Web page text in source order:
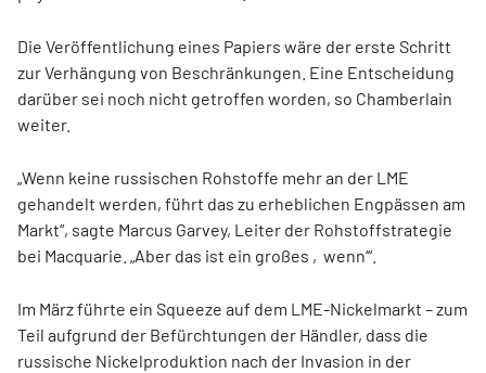
Die Veröffentlichung eines Papiers wäre der erste Schritt
zur Verhängung von Beschränkungen. Eine Entscheidung
darüber sei noch nicht getroffen worden, so Chamberlain
weiter.
„Wenn keine russischen Rohstoffe mehr an der LME
gehandelt werden, führt das zu erheblichen Engpässen am
Markt“, sagte Marcus Garvey, Leiter der Rohstoffstrategie
bei Macquarie. „Aber das ist ein großes ‚wenn‘“.
Im März führte ein Squeeze auf dem LME-Nickelmarkt – zum
Teil aufgrund der Befürchtungen der Händler, dass die
russische Nickelproduktion nach der Invasion in der